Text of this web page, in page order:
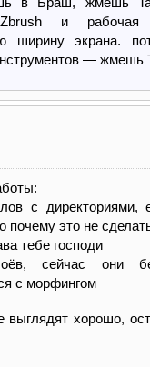
и рабочая
ширину экрана.
— жмешь
с директориями,
почему это не
тебе господи
сейчас они
с морфингом
выглядят хорошо,